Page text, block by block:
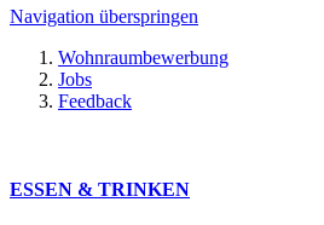
Navigation überspringen
Wohnraumbewerbung
Jobs
Feedback
ESSEN & TRINKEN